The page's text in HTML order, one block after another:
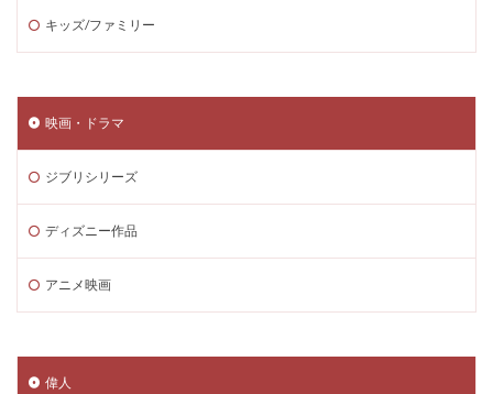
キッズ/ファミリー
映画・ドラマ
ジブリシリーズ
ディズニー作品
アニメ映画
偉人